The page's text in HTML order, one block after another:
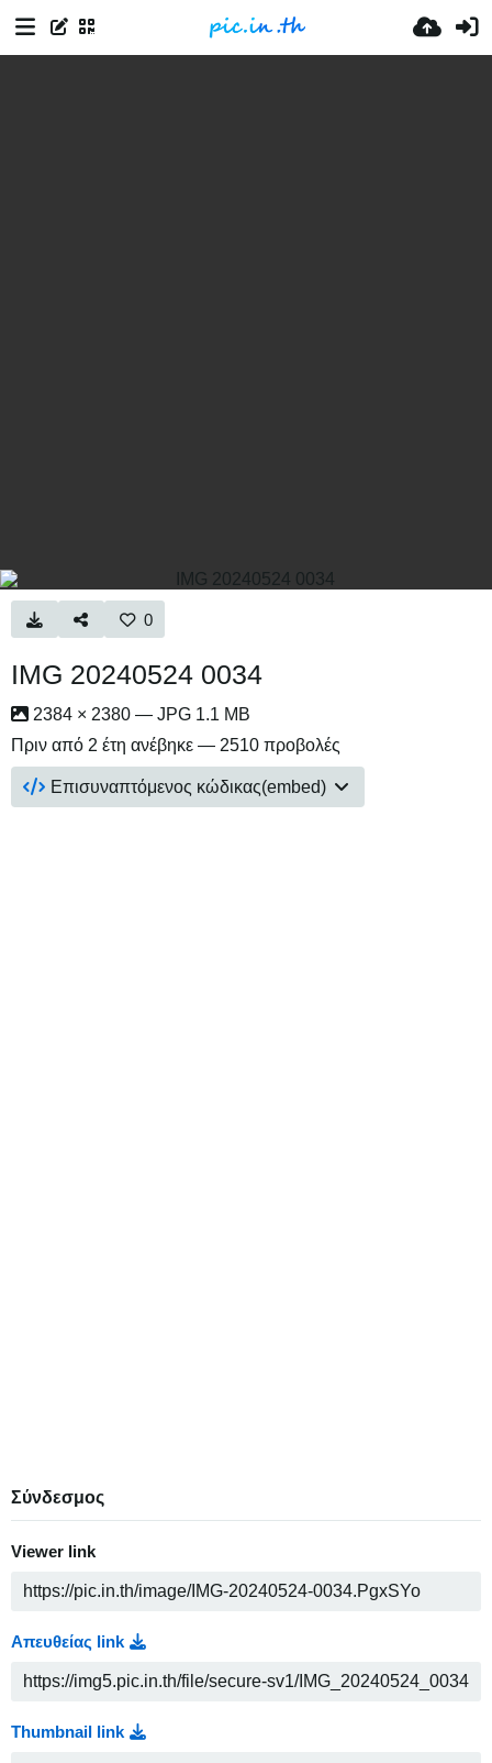
0
IMG 20240524 0034
2384 × 2380 — JPG 1.1 MB
Πριν από 2 έτη ανέβηκε — 2510 προβολές
Επισυναπτόμενος κώδικας(embed)
Σύνδεσμος
Viewer link
Απευθείας link
Thumbnail link